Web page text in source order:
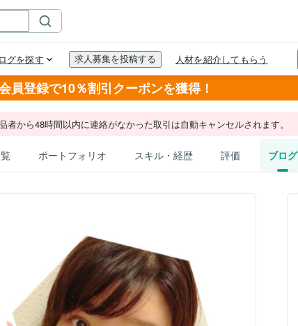
員登録で10％割引クーポンを獲得！
から48時間以内に連絡がなかった取引は自動キャンセルされます。
ポートフォリオ スキル・経歴 評価 ブログ